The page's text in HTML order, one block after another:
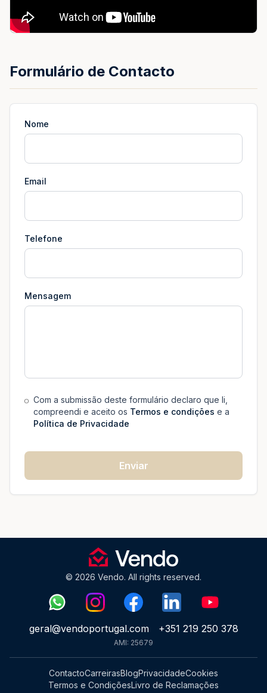
Formulário de Contacto
Nome
Email
Telefone
Mensagem
Com a submissão deste formulário declaro que li,
compreendi e aceito os Termos e condições e a
Política de Privacidade
Enviar
© 2026 Vendo. All rights reserved.
geral@vendoportugal.com +351 219 250 378
AMI: 25679
ContactoCarreirasBlogPrivacidadeCookies
Termos e CondiçõesLivro de Reclamações